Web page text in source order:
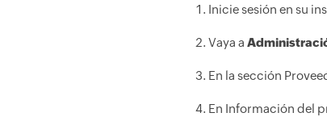
Inicie sesión en su
Vaya a
En la sección
En Información del